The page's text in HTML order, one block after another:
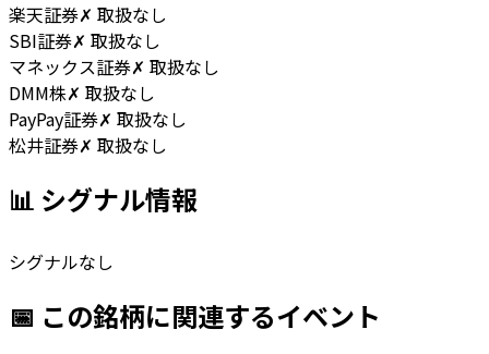
楽天証券✗ 取扱なし
SBI証券✗ 取扱なし
マネックス証券✗ 取扱なし
DMM株✗ 取扱なし
PayPay証券✗ 取扱なし
松井証券✗ 取扱なし
📊 シグナル情報
シグナルなし
📅 この銘柄に関連するイベント